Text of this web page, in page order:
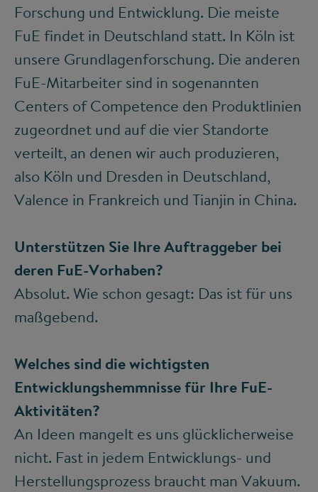
Forschung und Entwicklung. Die meiste
FuE findet in Deutschland statt. In Köln ist
unsere Grundlagenforschung. Die anderen
FuE-Mitarbeiter sind in sogenannten
Centers of Competence den Produktlinien
zugeordnet und auf die vier Standorte
verteilt, an denen wir auch produzieren,
also Köln und Dresden in Deutschland,
Valence in Frankreich und Tianjin in China.
Unterstützen Sie Ihre Auftraggeber bei
deren FuE-Vorhaben?
Absolut. Wie schon gesagt: Das ist für uns
maßgebend.
Welches sind die wichtigsten
Entwicklungshemmnisse für Ihre FuE-
Aktivitäten?
An Ideen mangelt es uns glücklicherweise
nicht. Fast in jedem Entwicklungs- und
Herstellungsprozess braucht man Vakuum.